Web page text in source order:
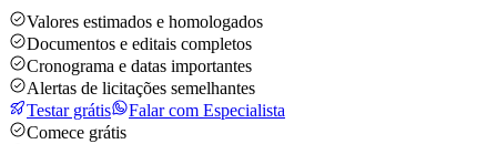
Valores estimados e homologados
Documentos e editais completos
Cronograma e datas importantes
Alertas de licitações semelhantes
Testar grátis
Falar com Especialista
Comece grátis